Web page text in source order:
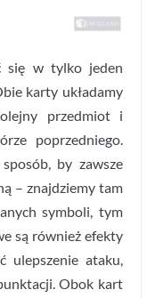
się w tylko jeden
karty układamy
przedmiot i
poprzedniego.
by zawsze
– znajdziemy tam
symboli, tym
są również efekty
ulepszenie ataku,
Obok kart